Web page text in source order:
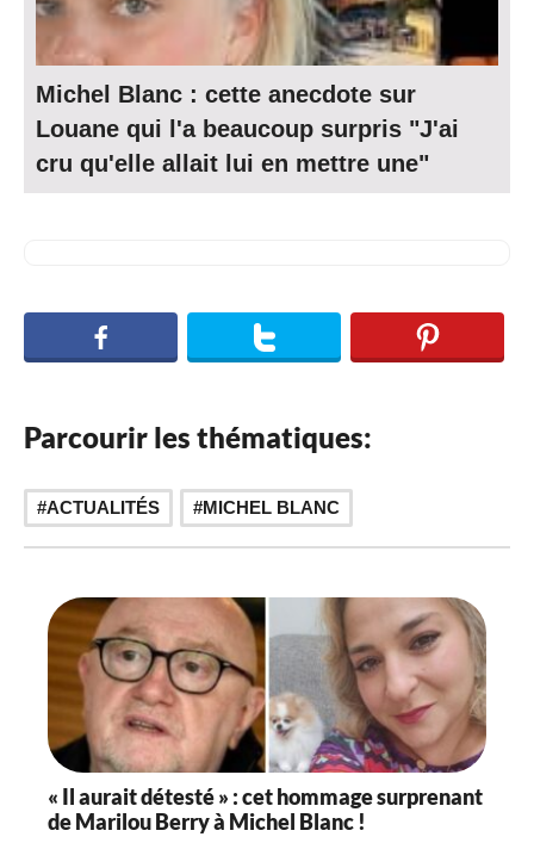
Michel Blanc : cette anecdote sur
Louane qui l'a beaucoup surpris "J'ai
cru qu'elle allait lui en mettre une"
Parcourir les thématiques:
ACTUALITÉS MICHEL BLANC
« Il aurait détesté » : cet hommage surprenant
de Marilou Berry à Michel Blanc !